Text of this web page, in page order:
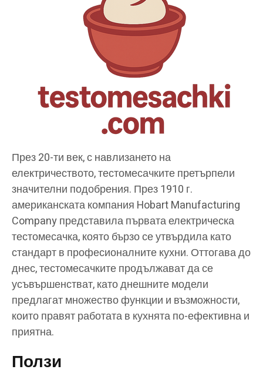
През 20-ти век, с навлизането на
електричеството, тестомесачките претърпели
значителни подобрения. През 1910 г.
американската компания Hobart Manufacturing
Company представила първата електрическа
тестомесачка, която бързо се утвърдила като
стандарт в професионалните кухни. Оттогава до
днес, тестомесачките продължават да се
усъвършенстват, като днешните модели
предлагат множество функции и възможности,
които правят работата в кухнята по-ефективна и
приятна.
Ползи